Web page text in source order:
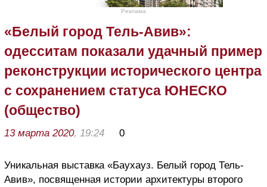
Реклама
«Белый город Тель-Авив»:
одесситам показали удачный пример
реконструкции исторического центра
с сохранением статуса ЮНЕСКО
(общество)
13 марта 2020, 19:24 0
Уникальная выставка «Баухауз. Белый город Тель-
Авив», посвященная истории архитектуры второго